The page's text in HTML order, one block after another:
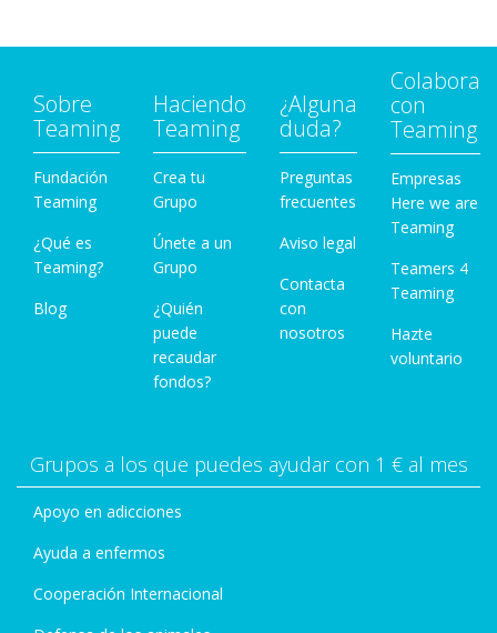
Sobre
Teaming
Fundación
Teaming
¿Qué es
Teaming?
Blog
Haciendo
Teaming
Crea tu
Grupo
Únete a un
Grupo
¿Quién
puede
recaudar
fondos?
¿Alguna
duda?
Preguntas
frecuentes
Aviso legal
Contacta
con
nosotros
Colabora
con
Teaming
Empresas
Here we are
Teaming
Teamers 4
Teaming
Hazte
voluntario
Grupos a los que puedes ayudar con 1 € al mes
Apoyo en adicciones
Ayuda a enfermos
Cooperación Internacional